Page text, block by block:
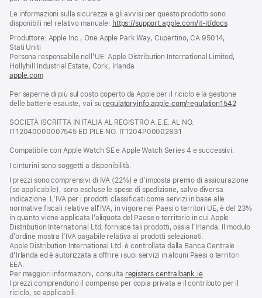
Le informazioni sulla sicurezza e gli avvisi per questo prodotto sono
disponibili nel relativo manuale: https://support.apple.com/it-it/docs(si
finestra)
Produttore: Apple Inc., One Apple Park Way, Cupertino, CA 95014,
Stati Uniti
Persona responsabile nell’UE: Apple Distribution International Limited,
Hollyhill Industrial Estate, Cork, Irlanda
apple.com(si
una
nuova
Per saperne di più sul costo coperto da Apple per il riciclo e la gestione
delle batterie esauste, vai su regulatoryinfo.apple.com/regulation1542(si
SOCIETÀ ISCRITTA IN ITALIA AL REGISTRO A.E.E. AL NO.
IT12040000007545 ED PILE NO. IT1204P00002831
Compatibile con Apple Watch SE e Apple Watch Series 4 e successivi.
I cinturini sono soggetti a disponibilità.
I prezzi sono comprensivi di IVA (22%) e d’imposta premio di assicurazione
(se applicabile), sono escluse le spese di spedizione, salvo diversa
indicazione. L’IVA per i prodotti classificati come servizi in base alle
normative fiscali relative all’IVA, in vigore nei Paesi o territori UE, è del 23%
in quanto viene applicata l’aliquota del Paese o territorio in cui Apple
Distribution International Ltd. fornisce tali prodotti, ossia l’Irlanda. Il modulo
d’ordine mostra l’IVA pagabile relativa ai prodotti selezionati.
Apple Distribution International Ltd. è controllata dalla Banca Centrale
d’Irlanda ed è autorizzata a offrire i suoi servizi in alcuni Paesi o territori
EEA.
Per maggiori informazioni, consulta registers.centralbank.ie.
I prezzi comprendono il compenso per copia privata e il contributo per il
riciclo, se applicabili.